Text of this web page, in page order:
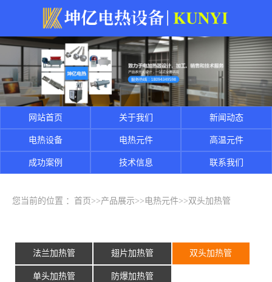
网站首页 关于我们 新闻动态
电热设备 电热元件 高温元件
成功案例 技术信息 联系我们
您当前的位置 ： 首页 >>产品展示>> 电热元件>>双头加热管
法兰加热管 翅片加热管 双头加热管
单头加热管 防爆加热管